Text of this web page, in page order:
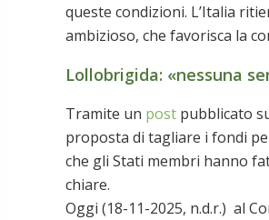
queste condizioni. L’Italia
ambizioso, che favorisca la
Lollobrigida: «nessuna
Tramite un post pubblicato
proposta di tagliare i fondi
che gli Stati membri hanno
chiare.
Oggi (18-11-2025, n.d.r.) al